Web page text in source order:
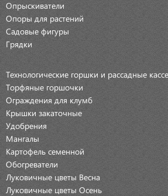
Опрыскиватели
Опоры для растений
Садовые фигуры
Грядки
Технологические горшки и рассадные
Торфяные горшочки
Ограждения для клумб
Крышки закаточные
Удобрения
Мангалы
Картофель семенной
Обогреватели
Луковичные цветы Весна
Луковичные цветы Осень